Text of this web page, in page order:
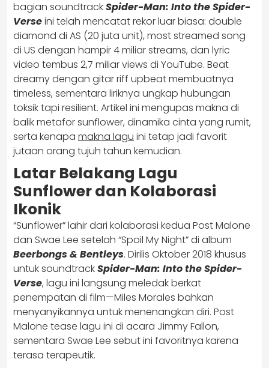
bagian soundtrackSpider-Man: Into the Spider-
Verseini telah mencatat rekor luar biasa: double
diamond di AS (20 juta unit), most streamed song
di US dengan hampir 4 miliar streams, dan lyric
video tembus 2,7 miliar views di YouTube. Beat
dreamy dengan gitar riff upbeat membuatnya
timeless, sementara liriknya ungkap hubungan
toksik tapi resilient. Artikel ini mengupas makna di
balik metafor sunflower, dinamika cinta yang rumit,
serta kenapa makna lagu ini tetap jadi favorit
jutaan orang tujuh tahun kemudian.
Latar Belakang Lagu
Sunflower dan Kolaborasi
Ikonik
“Sunflower” lahir dari kolaborasi kedua Post Malone
dan Swae Lee setelah “Spoil My Night” di album
Beerbongs & Bentleys. Dirilis Oktober 2018 khusus
untuk soundtrackSpider-Man: Into the Spider-
Verse, lagu ini langsung meledak berkat
penempatan di film—Miles Morales bahkan
menyanyikannya untuk menenangkan diri. Post
Malone tease lagu ini di acara Jimmy Fallon,
sementara Swae Lee sebut ini favoritnya karena
terasa terapeutik.